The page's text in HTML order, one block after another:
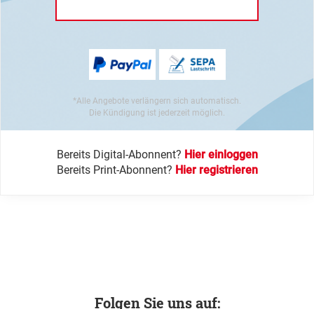
*Alle Angebote verlängern sich automatisch.
Die Kündigung ist jederzeit möglich.
Bereits Digital-Abonnent? Hier einloggen
Bereits Print-Abonnent? Hier registrieren
Folgen Sie uns auf: